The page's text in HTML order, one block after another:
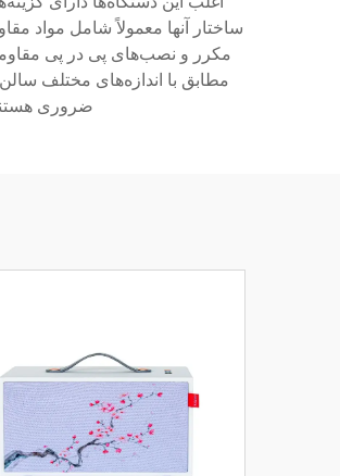
ساختار آنها معمولاً شامل مواد
مکرر و نصب‌های پی در پی
مطابق با اندازه‌های مختلف
ضروری